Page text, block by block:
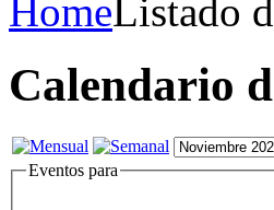
HomeListado
Calendario
Eventos para